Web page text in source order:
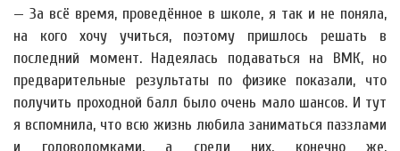
— За всё время, проведённое в школе, я так и не поняла,
на кого хочу учиться, поэтому пришлось решать в
последний момент. Надеялась подаваться на ВМК, но
предварительные результаты по физике показали, что
получить проходной балл было очень мало шансов. И тут
я вспомнила, что всю жизнь любила заниматься паззлами
и головоломками, а среди них, конечно же,